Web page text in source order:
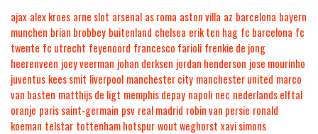
ajax alex kroes arne slot arsenal as roma aston villa az barcelona bayern
munchen brian brobbey buitenland chelsea erik ten hag fc barcelona fc
twente fc utrecht feyenoord francesco farioli frenkie de jong
heerenveen joey veerman johan derksen jordan henderson jose mourinho
juventus kees smit liverpool manchester city manchester united marco
van basten matthijs de ligt memphis depay napoli nec nederlands elftal
oranje paris saint-germain psv real madrid robin van persie ronald
koeman telstar tottenham hotspurwout weghorst xavi simons